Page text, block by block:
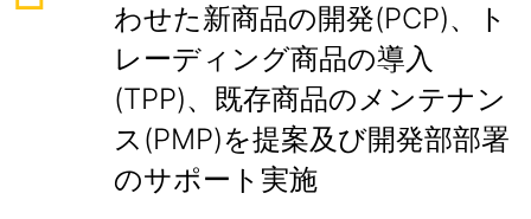
わせた新商品の開発(PCP)、ト
レーディング商品の導入
(TPP)、既存商品のメンテナン
ス(PMP)を提案及び開発部部署
のサポート実施